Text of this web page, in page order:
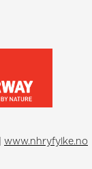
www.nhryfylke.no